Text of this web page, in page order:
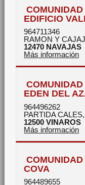
EDIFICIO
964711346
RAMON Y
12470 NAVAJAS
Más información
EDEN DEL
964496262
PARTIDA
12500 VINAROS
Más información
COVA
964489655